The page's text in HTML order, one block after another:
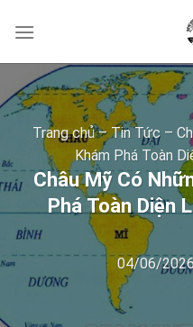
Trang chủ–Tin Tức –
Khám Phá Toàn
Châu Mỹ Có
Phá Toàn Diện
04/06/